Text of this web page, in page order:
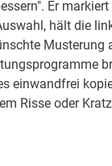
Er
hält die
einwandfrei
Risse oder